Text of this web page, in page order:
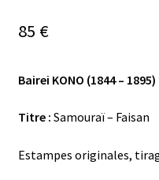
85 €
Bairei KONO (1844 – 1895)
Titre : Samouraï – Faisan
Estampes originales,